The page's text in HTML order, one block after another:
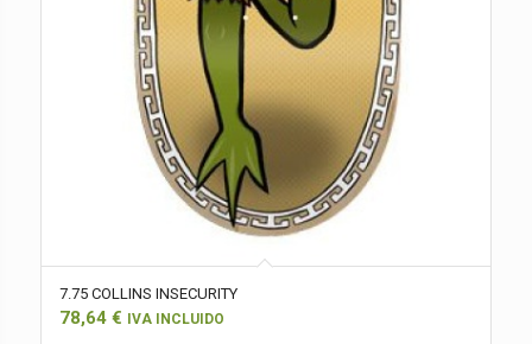
7.75 COLLINS INSECURITY
78,64 € IVA INCLUIDO